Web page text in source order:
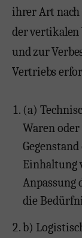
ihrer Art
der vertikalen
und zur
Vertriebs
(a)
Waren
Einhaltung
Anpassung
die
b)